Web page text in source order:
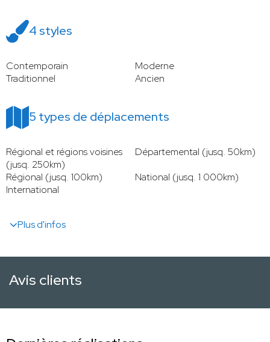
4 styles
Contemporain
Moderne
Traditionnel
Ancien
5 types de déplacements
Régional et régions voisines
(jusq. 250km)
Départemental (jusq. 50km)
Régional (jusq. 100km)
National (jusq. 1 000km)
International
Plus d'infos
Avis clients